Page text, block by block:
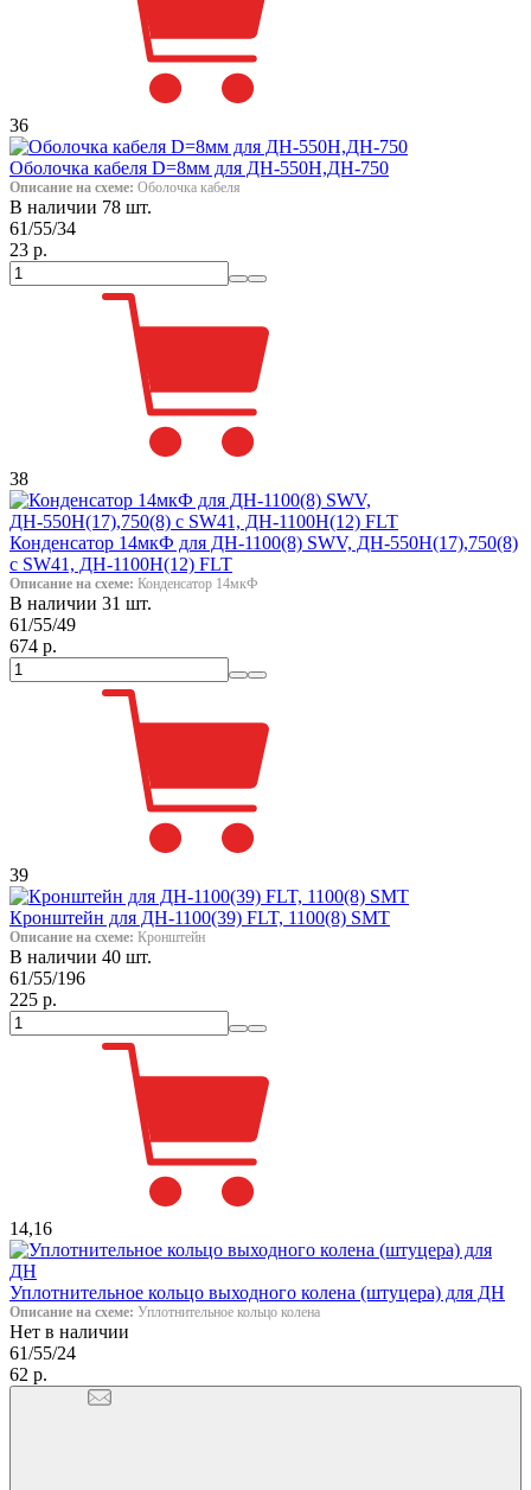
36
Оболочка кабеля D=8мм для ДН-550Н,ДН-750
Описание на схеме: Оболочка кабеля
В наличии 78 шт.
61/55/34
23 р.
38
Конденсатор 14мкФ для ДН-1100(8) SWV, ДН-550Н(17),750(8)
с SW41, ДН-1100Н(12) FLT
Описание на схеме: Конденсатор 14мкФ
В наличии 31 шт.
61/55/49
674 р.
39
Кронштейн для ДН-1100(39) FLT, 1100(8) SMT
Описание на схеме: Кронштейн
В наличии 40 шт.
61/55/196
225 р.
14,16
Уплотнительное кольцо выходного колена (штуцера) для ДН
Описание на схеме: Уплотнительное кольцо колена
Нет в наличии
61/55/24
62 р.